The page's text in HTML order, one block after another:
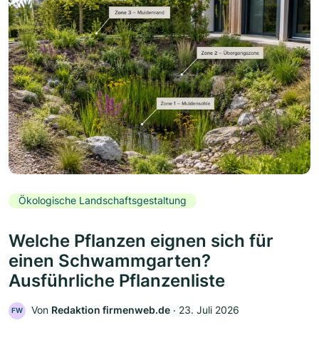
Ökologische Landschaftsgestaltung
Welche Pflanzen eignen sich für
einen Schwammgarten?
Ausführliche Pflanzenliste
FW Von Redaktion firmenweb.de ‧ 23. Juli 2026